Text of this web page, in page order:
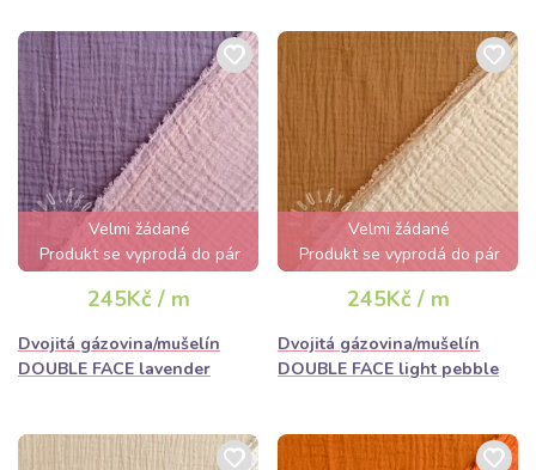
Velmi žádané
Produkt se vyprodá do pár
hodin
245Kč / m
Dvojitá gázovina/mušelín
DOUBLE FACE lavender
Velmi žádané
Produkt se vyprodá do pár
hodin
245Kč / m
Dvojitá gázovina/mušelín
DOUBLE FACE light pebble